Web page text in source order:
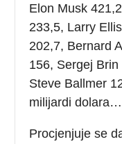
Elon Musk
233,5, Larry
202,7, Bernard
156, Sergej
Steve Ballmer
milijardi dolara…
Procjenjuje se